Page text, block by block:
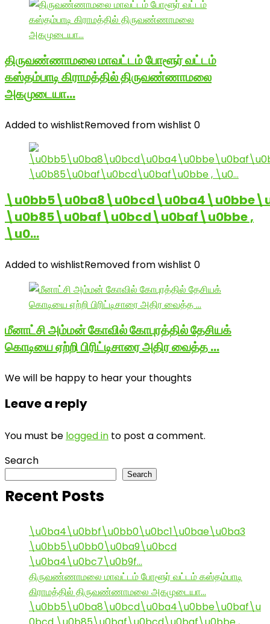
திருவண்ணாமலை மாவட்டம் போளூர் வட்டம்
கஸ்தம்பாடி கிராமத்தில் திருவண்ணாமலை
அகமுடையா…
Added to wishlistRemoved from wishlist 0
\u0b85\u0baf\u0bcd\u0baf\u0bbe ,
\u0…
Added to wishlistRemoved from wishlist 0
மீனாட்சி அம்மன் கோவில் கோபுரத்தில் தேசியக்
கொடியை ஏற்றி பிரிட்டிசாரை அதிர வைத்த …
We will be happy to hear your thoughts
Leave a reply
You must be logged in to post a comment.
Search
Search
Recent Posts
\u0ba4\u0bbf\u0bb0\u0bc1\u0bae\u0ba3
\u0bb5\u0bb0\u0ba9\u0bcd
\u0ba4\u0bc7\u0b9f…
திருவண்ணாமலை மாவட்டம் போளூர் வட்டம் கஸ்தம்பாடி
கிராமத்தில் திருவண்ணாமலை அகமுடையா…
\u0bb5\u0ba8\u0bcd\u0ba4\u0bbe\u0baf\u